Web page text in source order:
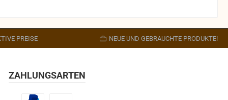
PREISE NEUE UND GEBRAUCHTE PRODUKTE!
ZAHLUNGSARTEN